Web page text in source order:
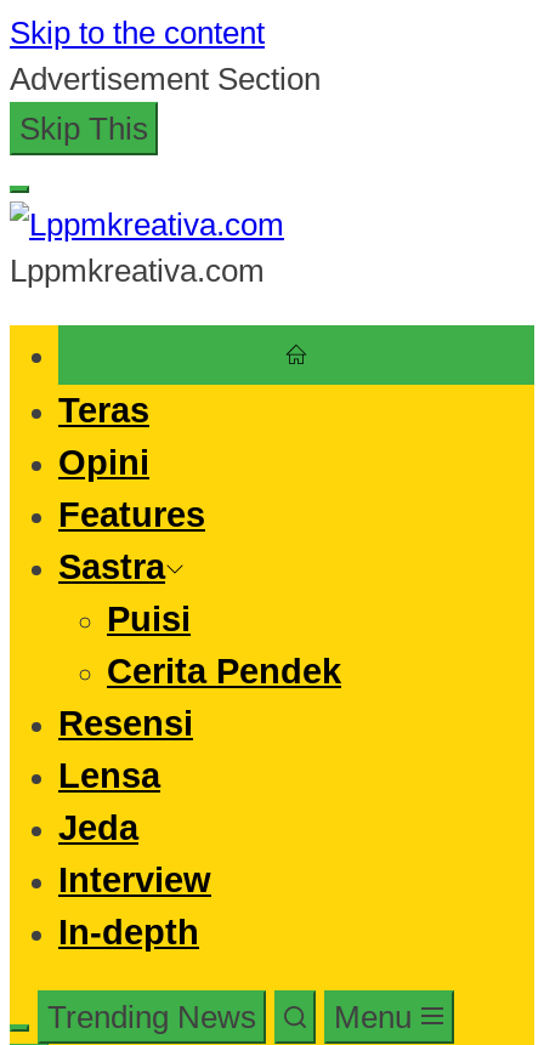
Skip to the content
Advertisement Section
Skip This
Lppmkreativa.com
Teras
Opini
Features
Sastra
Puisi
Cerita Pendek
Resensi
Lensa
Jeda
Interview
In-depth
Trending News Menu